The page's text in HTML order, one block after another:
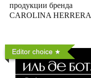
продукции бренда
CAROLINA HERRERA
Editor choice